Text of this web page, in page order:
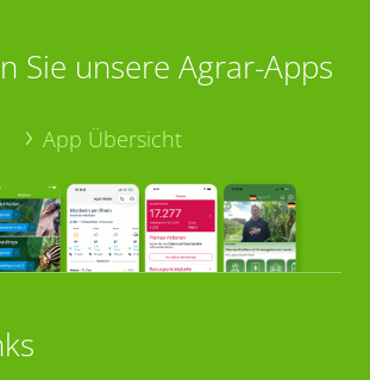
Sie unsere Agrar-Apps
App Übersicht